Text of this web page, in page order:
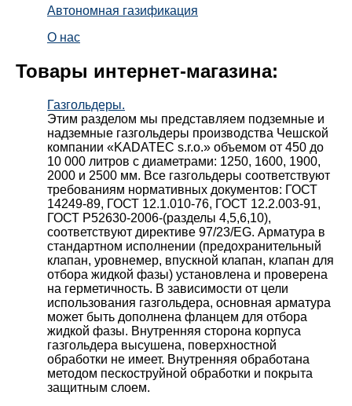
Автономная газификация
О нас
Товары интернет-магазина:
Газгольдеры.
Этим разделом мы представляем подземные и
надземные газгольдеры производства Чешской
компании «KADATEC s.r.o.» объемом от 450 до
10 000 литров с диаметрами: 1250, 1600, 1900,
2000 и 2500 мм. Все газгольдеры соответствуют
требованиям нормативных документов: ГОСТ
14249-89, ГОСТ 12.1.010-76, ГОСТ 12.2.003-91,
ГОСТ Р52630-2006-(разделы 4,5,6,10),
соответствуют директиве 97/23/EG. Арматура в
стандартном исполнении (предохранительный
клапан, уровнемер, впускной клапан, клапан для
отбора жидкой фазы) установлена и проверена
на герметичность. В зависимости от цели
использования газгольдера, основная арматура
может быть дополнена фланцем для отбора
жидкой фазы. Внутренняя сторона корпуса
газгольдера высушена, поверхностной
обработки не имеет. Внутренняя обработана
методом пескоструйной обработки и покрыта
защитным слоем.